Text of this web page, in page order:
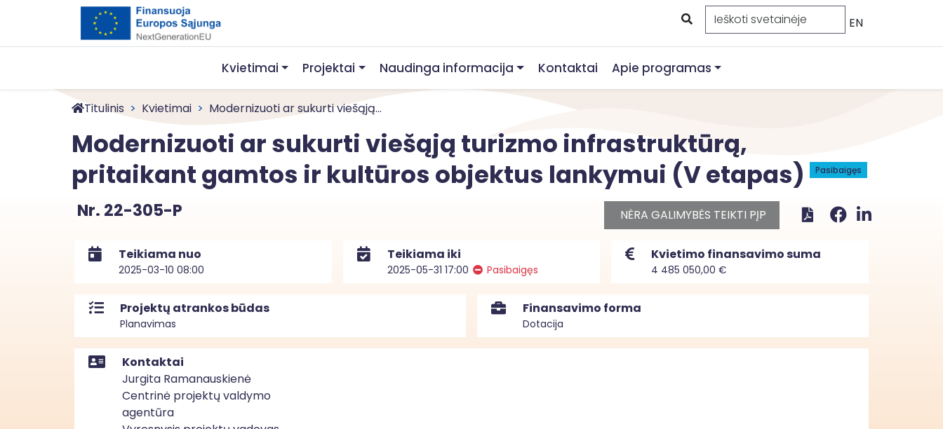
EN
Kvietimai Projektai Naudinga informacija Kontaktai Apie programas
Titulinis Kvietimai Modernizuoti ar sukurti viešąją...
Modernizuoti ar sukurti viešąją turizmo infrastruktūrą,
pritaikant gamtos ir kultūros objektus lankymui (V etapas)
Pasibaigęs
Nr. 22-305-P NĖRA GALIMYBĖS TEIKTI PĮP
Teikiama nuo
2025-03-10 08:00
Teikiama iki
2025-05-31 17:00 Pasibaigęs
Kvietimo finansavimo suma
4 485 050,00 €
Projektų atrankos būdas
Planavimas
Finansavimo forma
Dotacija
Kontaktai
Jurgita Ramanauskienė
Centrinė projektų valdymo
agentūra